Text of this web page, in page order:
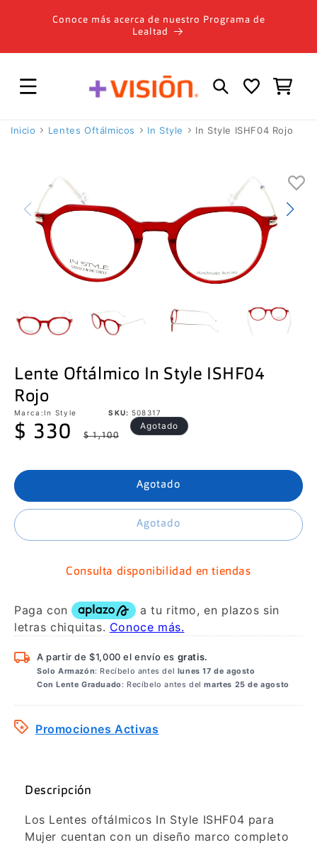
directamenteConoce más acerca de nuestro Programa de
Lealtad
Carrito
Inicio Lentes Oftálmicos In Style In Style ISHF04 Rojo
Lente Oftálmico In Style ISHF04
Rojo
Marca: In Style SKU: 508317
Precio
de
$ 330
habitual
$ 1,100
Agotado
Agotado
Agotado
Consulta disponibilidad en tiendas
A partir de $1,000 el envío es gratis.
Solo Armazón: Recíbelo antes del lunes 17 de agosto
Con Lente Graduado: Recíbelo antes delmartes 25 de agosto
Promociones Activas
Descripción
Los Lentes oftálmicos In Style ISHF04 para
Mujer cuentan con un diseño marco completo